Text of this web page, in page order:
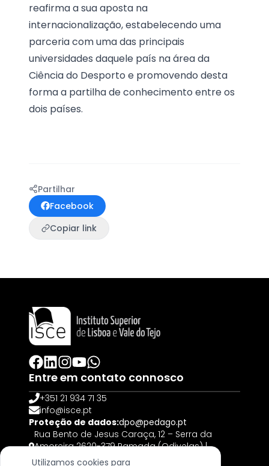
Utilizamos cookies para
reafirma a sua aposta na
internacionalização, estabelecendo uma
parceria com uma das principais
universidades daquele país na área da
Ciência do Desporto e promovendo desta
forma a partilha de conhecimento entre os
dois países.
Partilhar
Facebook
Copiar link
Entre em contato connosco
+351 21 934 71 35
info@isce.pt
Proteção de dados:dpo@pedago.pt
Rua Bento de Jesus Caraça, 12 – Serra da
Amoreira 2620-379 Ramada (Odivelas) |
PORTUGAL